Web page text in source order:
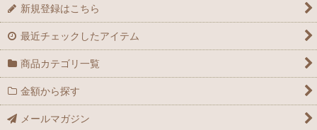
新規登録はこちら
最近チェックしたアイテム
商品カテゴリ一覧
金額から探す
メールマガジン